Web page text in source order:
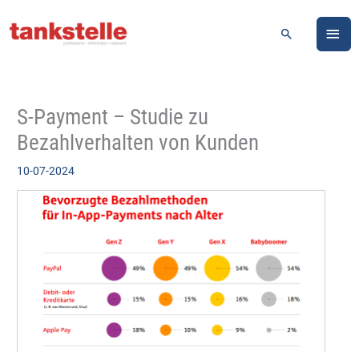
Inhalt
Suchen
S-Payment – Studie zu
Bezahlverhalten von Kunden
10-07-2024